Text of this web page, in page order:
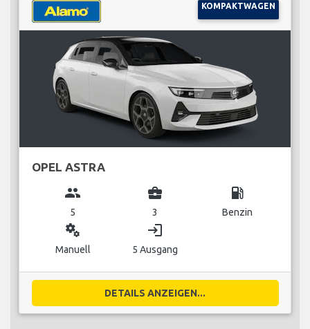
KOMPAKTWAGEN
OPEL ASTRA
group
5
business_center
3
local_gas_station
Benzin
miscellaneous_services
Manuell
login
5 Ausgang
DETAILS ANZEIGEN...